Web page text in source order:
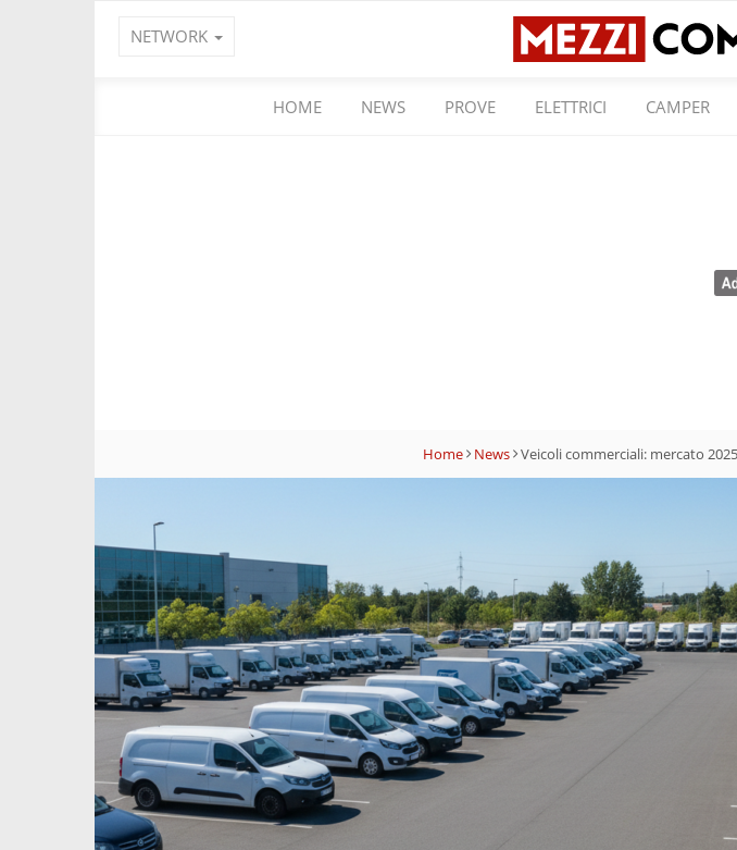
NETWORK
HOME NEWS PROVE ELETTRICI CAMPER
Home News Veicoli commerciali: mercato